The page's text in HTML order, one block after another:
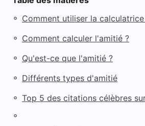
e
o
◦ Comment utiliser la
◦ Comment calculer l'amitié ?
◦ Qu'est-ce que l'amitié ?
◦ Différents types d'amitié
◦ Top 5 des citations célèbres
◦